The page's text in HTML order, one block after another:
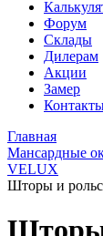
Форум
Склады
Дилерам
Акции
Замер
Главная
Мансардные
VELUX
Шторы и